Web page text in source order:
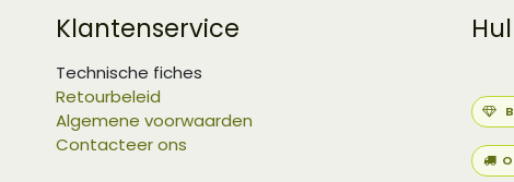
Klantenservice
Technische fiches
Retourbeleid
Algemene voorwaarden
Contacteer ons